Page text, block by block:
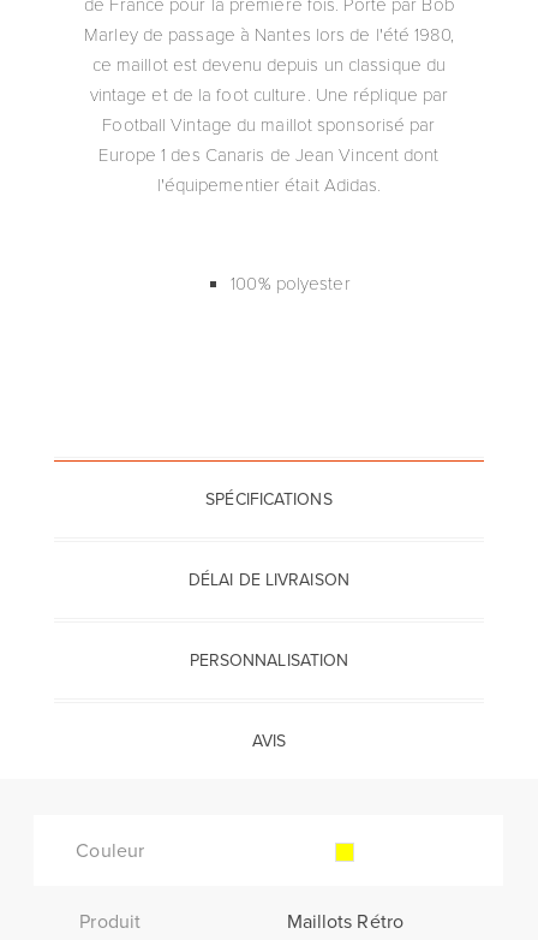
Marley de passage à Nantes lors de l'été 1980,
ce maillot est devenu depuis un classique du
vintage et de la foot culture. Une réplique par
Football Vintage du maillot sponsorisé par
Europe 1 des Canaris de Jean Vincent dont
l'équipementier était Adidas.
100% polyester
SPÉCIFICATIONS
DÉLAI DE LIVRAISON
PERSONNALISATION
AVIS
Couleur
Produit Maillots Rétro